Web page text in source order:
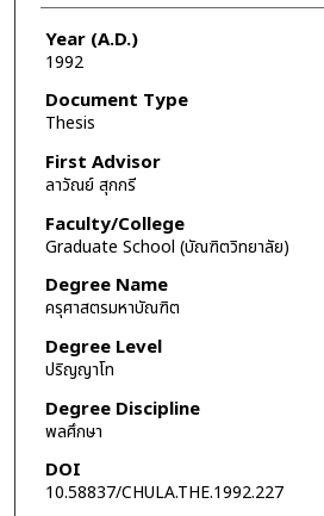
Year (A.D.)
1992
Document Type
Thesis
First Advisor
ลาวัณย์ สุกกรี
Faculty/College
Graduate School (บัณฑิตวิทยาลัย)
Degree Name
ครุศาสตรมหาบัณฑิต
Degree Level
ปริญญาโท
Degree Discipline
พลศึกษา
DOI
10.58837/CHULA.THE.1992.227